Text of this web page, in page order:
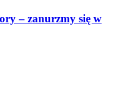
– zanurzmy się w